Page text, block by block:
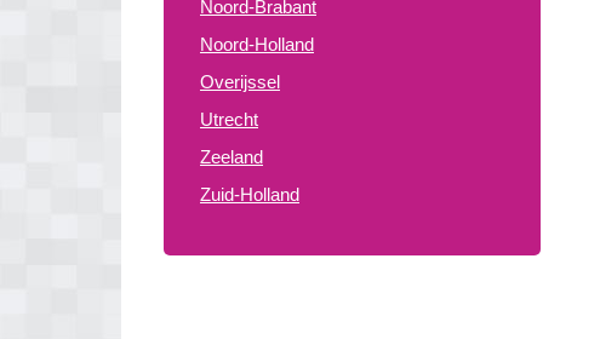
Noord-Brabant
Noord-Holland
Overijssel
Utrecht
Zeeland
Zuid-Holland